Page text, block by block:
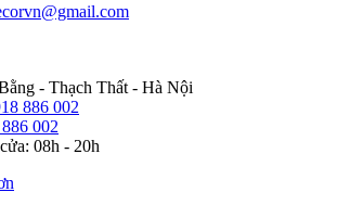
- Thạch Thất - Hà Nội
886 002
002
: 08h - 20h